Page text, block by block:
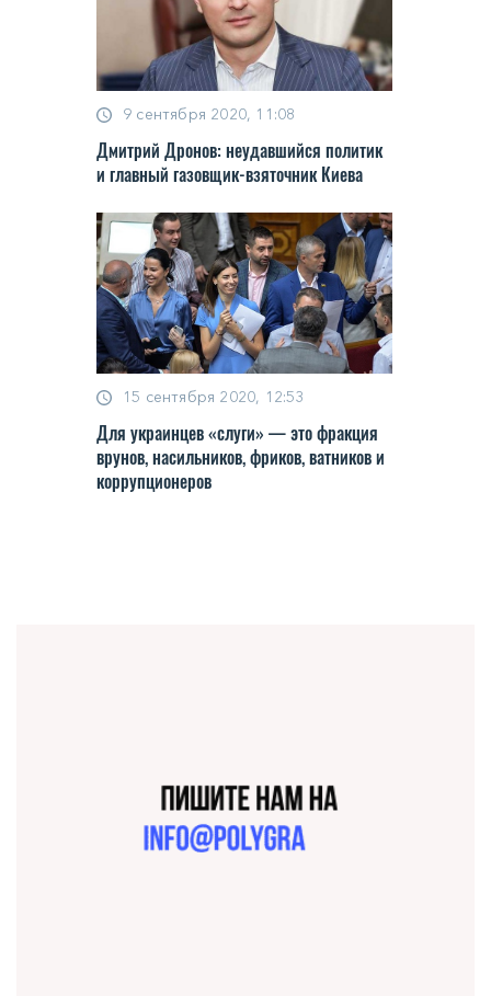
9 сентября 2020, 11:08
Дмитрий Дронов: неудавшийся политик
и главный газовщик-взяточник Киева
15 сентября 2020, 12:53
Для украинцев «слуги» — это фракция
врунов, насильников, фриков, ватников и
коррупционеров